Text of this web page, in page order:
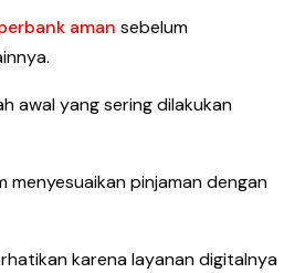
aman sebelum
awal yang sering dilakukan
menyesuaikan pinjaman dengan
karena layanan digitalnya